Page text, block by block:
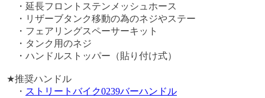
・延長フロントステンメッシュホース
・リザーブタンク移動の為のネジやステー
・フェアリングスペーサーキット
・タンク用のネジ
・ハンドルストッパー（貼り付け式）
★推奨ハンドル
・ ストリートバイク0239バーハンドル